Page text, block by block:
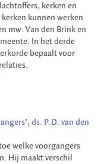
kerken en
kunnen werken
mw. Van den Brink en
In het derde
bepaalt voor
ds. P.D. van den
welke voorgangers
Hij maakt verschil